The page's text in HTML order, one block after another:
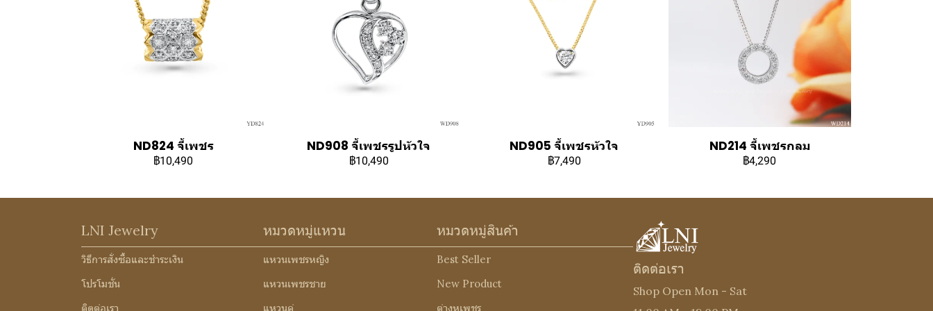
ND824 จี้เพชร
฿10,490
ND908 จี้เพชรรูปหัวใจ
฿10,490
ND905 จี้เพชรหัวใจ
฿7,490
ND214 จี้เพชรกลม
฿4,290
LNI Jewelry
วิธีการสั่งซื้อและชำระเงิน
โปรโมชั่น
ติดต่อเรา
หมวดหมู่แหวน
แหวนเพชรหญิง
แหวนเพชรชาย
แหวนคู่
หมวดหมู่สินค้า
Best Seller
New Product
ต่างหูเพชร
ติดต่อเรา
Shop Open Mon - Sat